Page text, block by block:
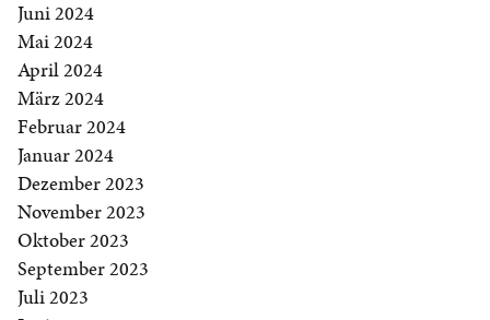
Juni 2024
Mai 2024
April 2024
März 2024
Februar 2024
Januar 2024
Dezember 2023
November 2023
Oktober 2023
September 2023
Juli 2023